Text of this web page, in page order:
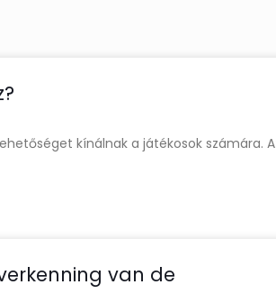
kínálnak a játékosok
van de